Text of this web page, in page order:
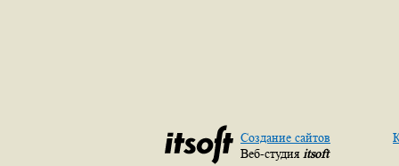
Создание сайтов
Веб-студия itsoft